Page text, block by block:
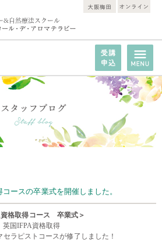
ースの卒業式を開催しました。
資格取得コース 卒業式＞
英国IFPA資格取得
セラピストコースが修了しました！